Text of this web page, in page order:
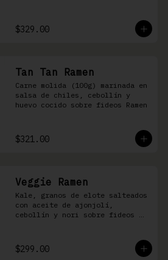
$329.00
Tan Tan Ramen
Carne molida (100g) marinada en
salsa de chiles, cebollín y
huevo cocido sobre fideos Ramen
$321.00
Veggie Ramen
Kale, granos de elote salteados
con aceite de ajonjolí,
cebollín y nori sobre fideos
$299.00